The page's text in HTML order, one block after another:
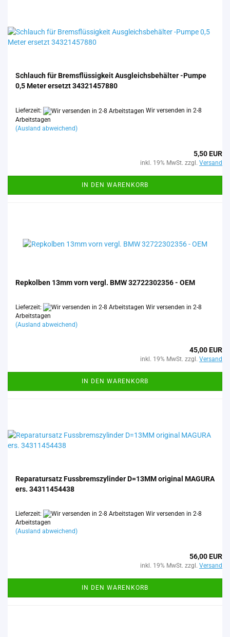
Schlauch für Brems­flüs­sig­keit Aus­gleichs­be­häl­ter -​Pumpe
0,5 Meter er­setzt 34321457880
Lieferzeit:
Wir versenden in 2-8
Arbeitstagen
(Ausland abweichend)
5,50 EUR
inkl. 19% MwSt. zzgl. Versand
IN DEN WARENKORB
Rep­kol­ben 13mm vorn vergl. BMW 32722302356 - OEM
Lieferzeit:
Wir versenden in 2-8
Arbeitstagen
(Ausland abweichend)
45,00 EUR
inkl. 19% MwSt. zzgl. Versand
IN DEN WARENKORB
Re­pa­ra­tur­satz Fuss­brems­zy­lin­der D=13MM ori­gi­nal MA­GU­RA
ers. 34311454438
Lieferzeit:
Wir versenden in 2-8
Arbeitstagen
(Ausland abweichend)
56,00 EUR
inkl. 19% MwSt. zzgl. Versand
IN DEN WARENKORB